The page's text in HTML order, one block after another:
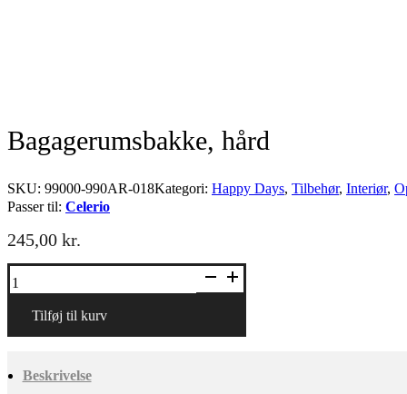
Bagagerumsbakke, hård
SKU: 99000-990AR-018Kategori: Happy Days, Tilbehør, Interiør,
Passer til: Celerio
245,00 kr.
hård
Tilføj til kurv
Beskrivelse